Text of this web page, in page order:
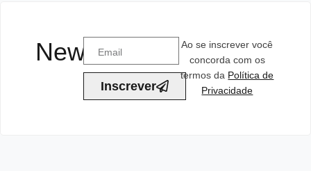
Newsletter
Inscrever
Ao se inscrever você
concorda com os
termos da Política de
Privacidade